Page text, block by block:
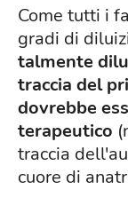
Come tutti i
gradi di
talmente
traccia del
dovrebbe
terapeutico
traccia
cuore di